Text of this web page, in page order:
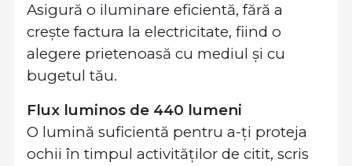
Asigură o iluminare eficientă, fără a
crește factura la electricitate, fiind o
alegere prietenoasă cu mediul și cu
bugetul tău.
Flux luminos de 440 lumeni
O lumină suficientă pentru a-ți proteja
ochii în timpul activităților de citit, scris